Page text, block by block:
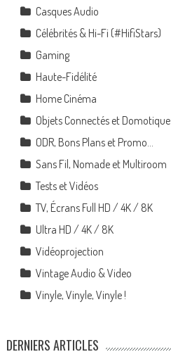
Casques Audio
Célébrités & Hi-Fi (#HifiStars)
Gaming
Haute-Fidélité
Home Cinéma
Objets Connectés et Domotique
ODR, Bons Plans et Promo…
Sans Fil, Nomade et Multiroom
Tests et Vidéos
TV, Écrans Full HD / 4K / 8K
Ultra HD / 4K / 8K
Vidéoprojection
Vintage Audio & Video
Vinyle, Vinyle, Vinyle !
DERNIERS ARTICLES